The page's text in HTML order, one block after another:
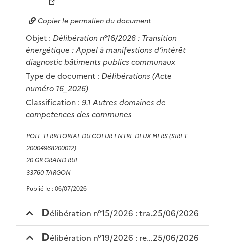
Copier le permalien du document
Objet : Délibération n°16/2026 : Transition
énergétique : Appel à manifestions d’intérêt
diagnostic bâtiments publics communaux
Type de document : Délibérations (Acte
numéro 16_2026)
Classification : 9.1 Autres domaines de
competences des communes
POLE TERRITORIAL DU COEUR ENTRE DEUX MERS (SIRET
20004968200012)
20 GR GRAND RUE
33760 TARGON
Publié le : 06/07/2026
délibération n°15/2026 : transition énergétique : convention permanences solaires avec la cdc rurales de l’entre-deux-mers et le siphem 25/06/2026
délibération n°19/2026 : remboursement des frais occasionnés par les déplacements ou mandat spécial des élus, et ceux des techniciens 25/06/2026